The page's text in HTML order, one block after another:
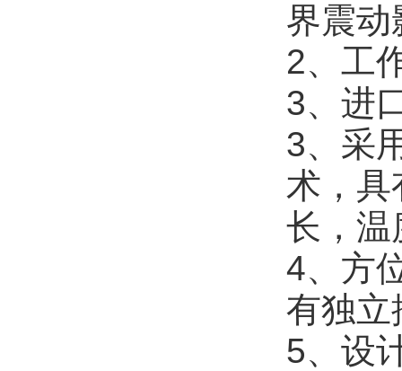
界震动
2、工
3、进
3、采
术，具
长，温
4、方
有独立
5、设